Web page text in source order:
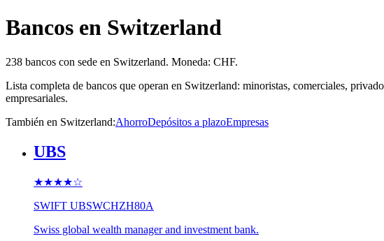
Bancos en Switzerland
238 bancos con sede en Switzerland. Moneda: CHF.
Lista completa de bancos que operan en Switzerland: minoristas, comerciales,
empresariales.
También en Switzerland:AhorroDepósitos a plazoEmpresas
UBS
★★★★☆
SWIFT UBSWCHZH80A
Swiss global wealth manager and investment bank.